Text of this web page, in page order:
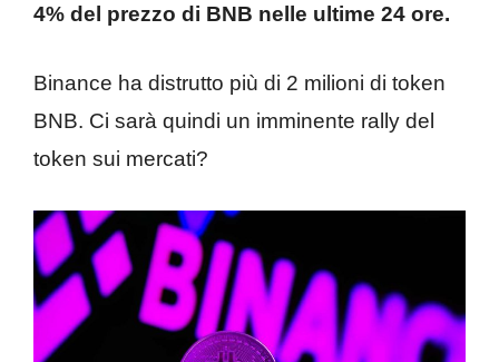
4% del prezzo di BNB nelle ultime 24 ore.
Binance ha distrutto più di 2 milioni di token
BNB. Ci sarà quindi un imminente rally del
token sui mercati?